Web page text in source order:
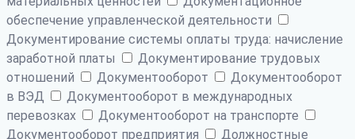
обеспечение управленческой деятельности
Документирование системы оплаты труда: начисление
заработной платы
Документирование трудовых
отношений
Документооборот
Документооборот
в ВЭД
Документооборот в международных
перевозках
Документооборот на транспорте
Документооборот предприятия
Должностные